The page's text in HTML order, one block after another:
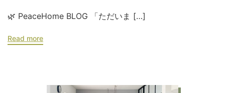
🌿 PeaceHome BLOG 「ただいま […]
Read more